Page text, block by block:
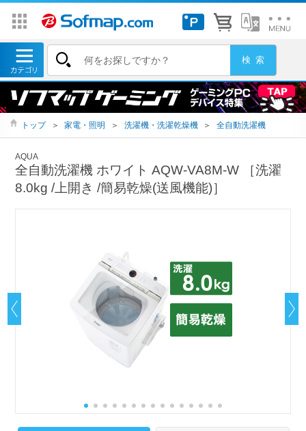
トップ ＞ 家電・照明 ＞ 洗濯機・洗濯乾燥機 ＞ 全自動洗濯機
AQUA
全自動洗濯機 ホワイト AQW-VA8M-W ［洗濯
8.0kg /上開き /簡易乾燥(送風機能)］